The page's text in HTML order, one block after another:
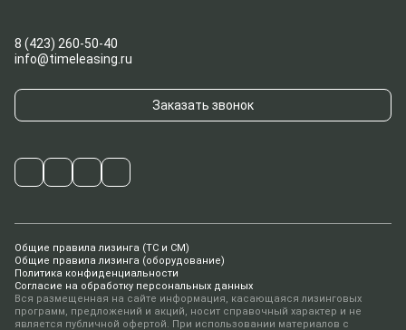
8 (423) 260-50-40
info@timeleasing.ru
Заказать звонок
Общие правила лизинга (ТС и СМ)
Общие правила лизинга (оборудование)
Политика конфиденциальности
Согласие на обработку персональных данных
Вся размещенная на сайте информация, касающаяся лизинговых
программ, предложений и акций, носит справочный характер и не
является публичной офертой. При использовании материалов с